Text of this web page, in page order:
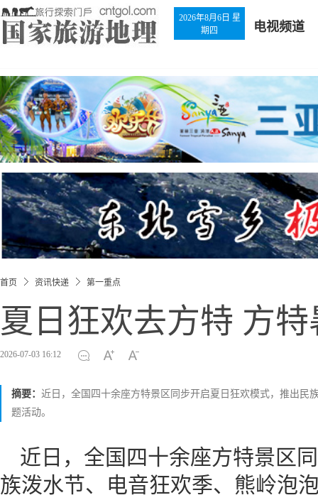
2026年8月6日 星
期四
电视频道
首页 资讯快递 第一重点
夏日狂欢去方特 方
2026-07-03 16:12
摘要： 近日，全国四十余座方特景区同步开启夏日狂欢模式，推出民
题活动。
近日，全国四十余座方特景区
族泼水节、电音狂欢季、熊岭泡